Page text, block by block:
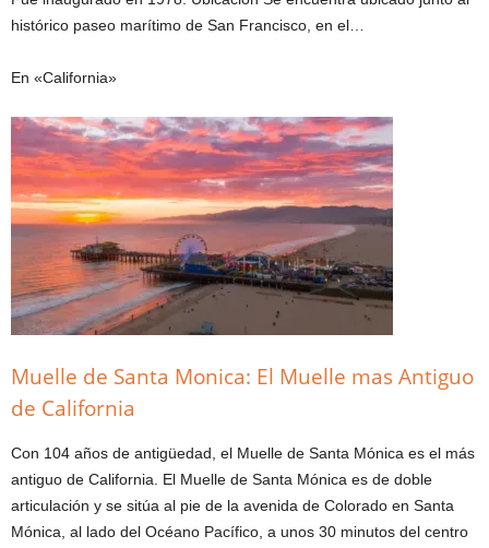
histórico paseo marítimo de San Francisco, en el…
En «California»
Muelle de Santa Monica: El Muelle mas Antiguo
de California
Con 104 años de antigüedad, el Muelle de Santa Mónica es el más
antiguo de California. El Muelle de Santa Mónica es de doble
articulación y se sitúa al pie de la avenida de Colorado en Santa
Mónica, al lado del Océano Pacífico, a unos 30 minutos del centro